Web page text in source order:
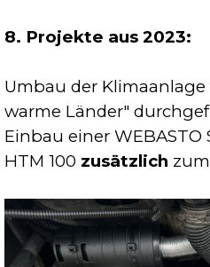
8. Projekte aus 2023:
Umbau der
warme Länder"
Einbau einer
HTM 100 zusätzlich